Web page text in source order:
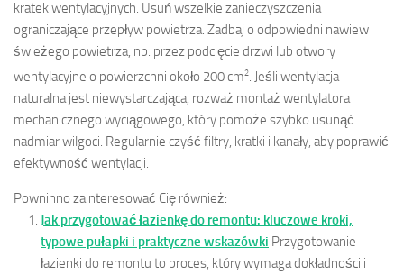
kratek wentylacyjnych. Usuń wszelkie zanieczyszczenia
ograniczające przepływ powietrza. Zadbaj o odpowiedni nawiew
świeżego powietrza, np. przez podcięcie drzwi lub otwory
wentylacyjne o powierzchni około 200 cm2
. Jeśli wentylacja
naturalna jest niewystarczająca, rozważ montaż wentylatora
mechanicznego wyciągowego, który pomoże szybko usunąć
nadmiar wilgoci. Regularnie czyść filtry, kratki i kanały, aby poprawić
efektywność wentylacji.
Powninno zainteresować Cię również:
Jak przygotować łazienkę do remontu: kluczowe kroki,
typowe pułapki i praktyczne wskazówki Przygotowanie
łazienki do remontu to proces, który wymaga dokładności i